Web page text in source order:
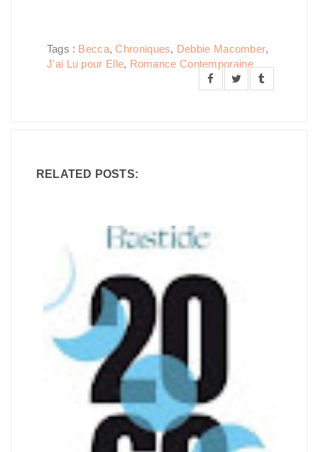
Tags : Becca,Chroniques, Debbie Macomber,
J'ai Lu pour Elle, Romance Contemporaine
RELATED POSTS: